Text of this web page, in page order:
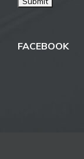
FACEBOOK